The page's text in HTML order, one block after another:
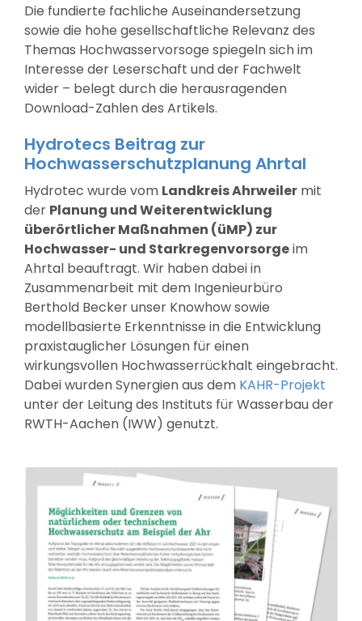
Die fundierte fachliche Auseinandersetzung
sowie die hohe gesellschaftliche Relevanz des
Themas Hochwasservorsoge spiegeln sich im
Interesse der Leserschaft und der Fachwelt
wider – belegt durch die herausragenden
Download-Zahlen des Artikels.
Hydrotecs Beitrag zur
Hochwasserschutzplanung Ahrtal
Hydrotec wurde vom Landkreis Ahrweilermit
der Planung und Weiterentwicklung
überörtlicher Maßnahmen (üMP) zur
Hochwasser- und Starkregenvorsorgeim
Ahrtal beauftragt. Wir haben dabei in
Zusammenarbeit mit dem Ingenieurbüro
Berthold Becker unser Knowhow sowie
modellbasierte Erkenntnisse in die Entwicklung
praxistauglicher Lösungen für einen
wirkungsvollen Hochwasserrückhalt eingebracht.
Dabei wurden Synergien aus dem KAHR-Projekt
unter der Leitung des Instituts für Wasserbau der
RWTH-Aachen (IWW) genutzt.